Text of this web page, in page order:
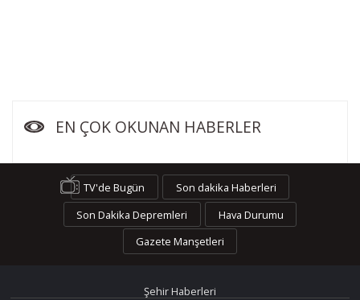
EN ÇOK OKUNAN HABERLER
TV'de Bugün
Son dakika Haberleri
Son Dakika Depremleri
Hava Durumu
Gazete Manşetleri
Şehir Haberleri